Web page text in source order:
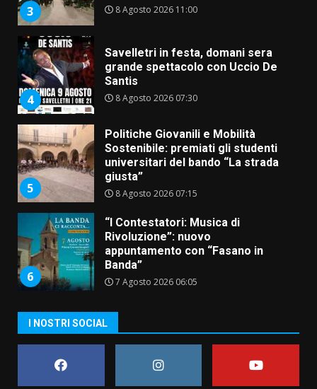
3 8 Agosto 2026 11:00
4
Savelletri in festa, domani sera
grande spettacolo con Uccio De
Santis
8 Agosto 2026 07:30
5
Politiche Giovanili e Mobilità
Sostenibile: premiati gli studenti
universitari del bando “La strada
giusta”
8 Agosto 2026 07:15
6
“I Contestatori: Musica di
Rivoluzione”: nuovo
appuntamento con “Fasano in
Banda”
7 Agosto 2026 06:05
amarezza per esclusione dal
campionato di calcio”
7 Agosto 2026 06:00
I NOSTRI SOCIAL